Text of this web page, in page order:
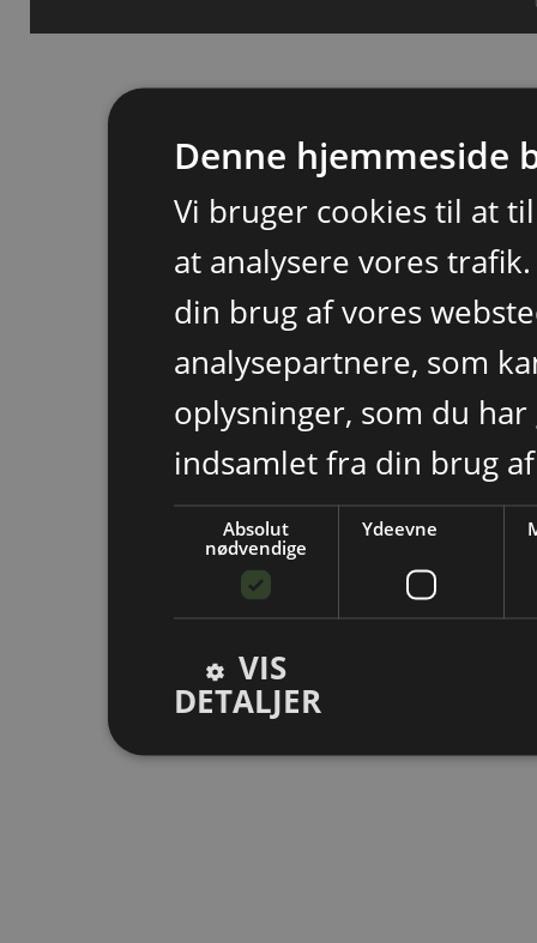
Denne hjemmeside
Vi bruger cookies til at
at analysere vores
din brug af vores
analysepartnere, som
oplysninger, som du
indsamlet fra din brug
Absolut
nødvendige
Ydeevne
VIS
DETALJER